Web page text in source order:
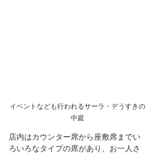
イベントなども行われるサーラ・デうすきの
中庭
店内はカウンター席から座敷席までい
ろいろなタイプの席があり、お一人さ